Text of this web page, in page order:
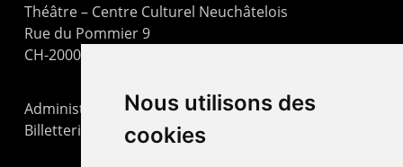
Nous utilisons des
cookies
Théâtre – Centre Culturel Neuchâtelois
Rue du Pommier 9
CH-2000 Neuchâtel
Administration : +41 32 725 03 03
Billetterie : +41 32 725 05 05